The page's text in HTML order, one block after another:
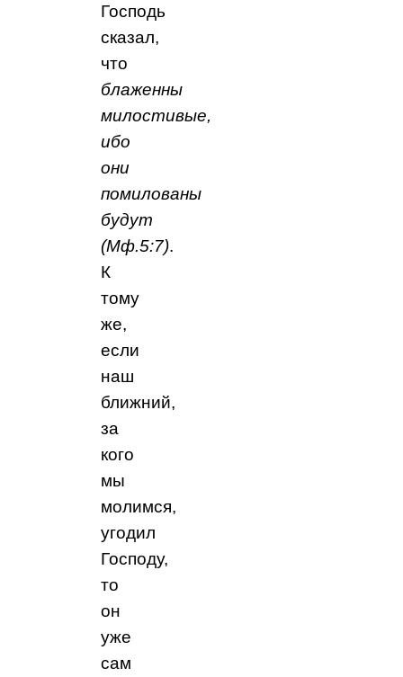
Господь
сказал,
что
блаженны
милостивые,
ибо
они
помилованы
будут
(Мф.5:7).
К
тому
же,
если
наш
ближний,
за
кого
мы
молимся,
угодил
Господу,
то
он
уже
сам